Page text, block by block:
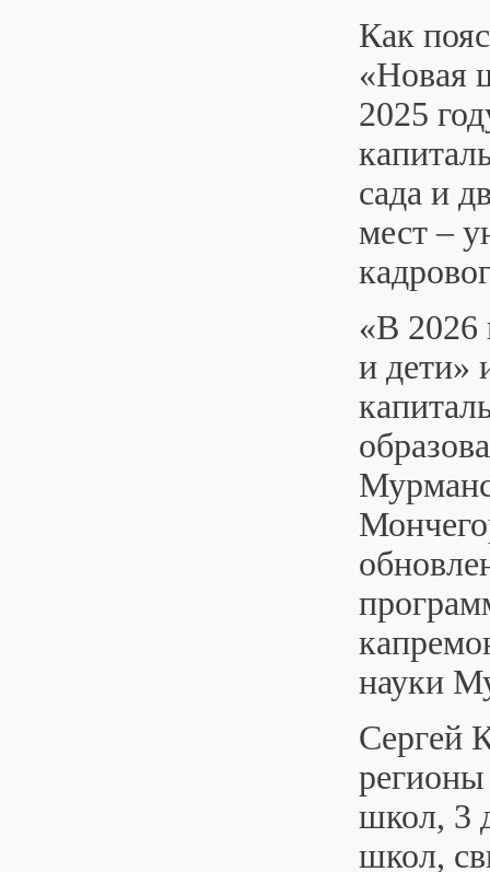
Как
«Новая
2025
сада и
мест –
«В 2026
и дети»
науки
Сергей
школ, 3
школ,